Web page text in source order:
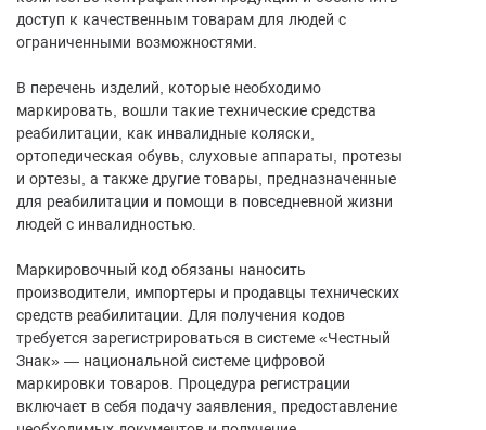
доступ к качественным товарам для людей с
ограниченными возможностями.
В перечень изделий, которые необходимо
маркировать, вошли такие технические средства
реабилитации, как инвалидные коляски,
ортопедическая обувь, слуховые аппараты, протезы
и ортезы, а также другие товары, предназначенные
для реабилитации и помощи в повседневной жизни
людей с инвалидностью.
Маркировочный код обязаны наносить
производители, импортеры и продавцы технических
средств реабилитации. Для получения кодов
требуется зарегистрироваться в системе «Честный
Знак» — национальной системе цифровой
маркировки товаров. Процедура регистрации
включает в себя подачу заявления, предоставление